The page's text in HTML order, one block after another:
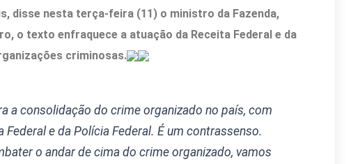
disse nesta terça-feira (11) o ministro da Fazenda,
o texto enfraquece a atuação da Receita Federal e da
criminosas.
a consolidação do crime organizado no país, com
e da Polícia Federal. É um contrassenso.
o andar de cima do crime organizado, vamos